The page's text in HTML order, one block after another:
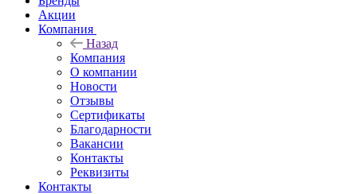
Акции
Компания
Назад
Компания
О компании
Новости
Отзывы
Сертификаты
Благодарности
Вакансии
Контакты
Реквизиты
Контакты